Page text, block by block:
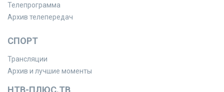
Телепрограмма
Архив телепередач
СПОРТ
Трансляции
Архив и лучшие моменты
НТВ-ПЛЮС.ТВ